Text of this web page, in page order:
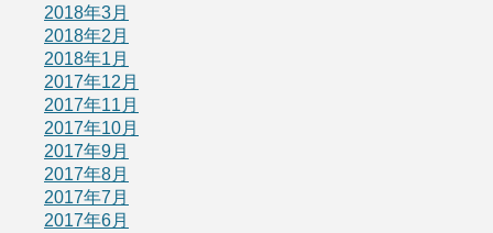
2018年3月
2018年2月
2018年1月
2017年12月
2017年11月
2017年10月
2017年9月
2017年8月
2017年7月
2017年6月